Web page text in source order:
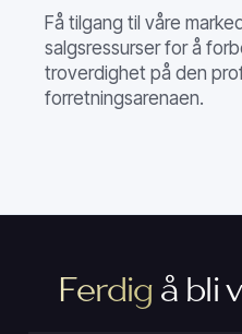
Få tilgang til våre
salgsressurser for å
troverdighet på den
forretningsarenaen.
Ferdig å bli